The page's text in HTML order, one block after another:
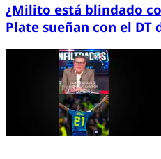
¿Milito está blindado
Plate sueñan con el DT